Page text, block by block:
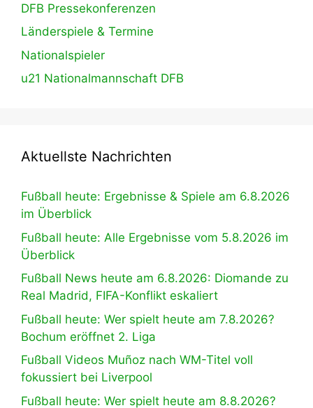
DFB Pressekonferenzen
Länderspiele & Termine
Nationalspieler
u21 Nationalmannschaft DFB
Aktuellste Nachrichten
Fußball heute: Ergebnisse & Spiele am 6.8.2026
im Überblick
Fußball heute: Alle Ergebnisse vom 5.8.2026 im
Überblick
Fußball News heute am 6.8.2026: Diomande zu
Real Madrid, FIFA-Konflikt eskaliert
Fußball heute: Wer spielt heute am 7.8.2026?
Bochum eröffnet 2. Liga
Fußball Videos Muñoz nach WM-Titel voll
fokussiert bei Liverpool
Fußball heute: Wer spielt heute am 8.8.2026?